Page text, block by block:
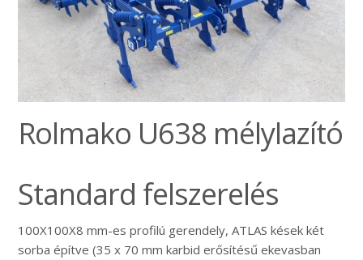
Rolmako U638 mélylazító
Standard felszerelés
100X100X8 mm-es profilú gerendely, ATLAS kések két
sorba építve (35 x 70 mm karbid erősítésű ekevasban